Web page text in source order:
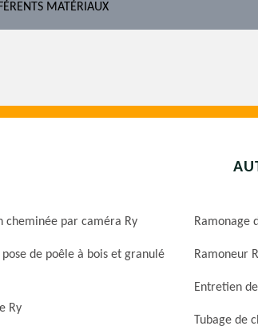
MATÉRIAUX
cheminée par caméra Ry
pose de poêle à bois et granulé
Ry
Ramonage
Ramoneur
Entretien
Tubage de